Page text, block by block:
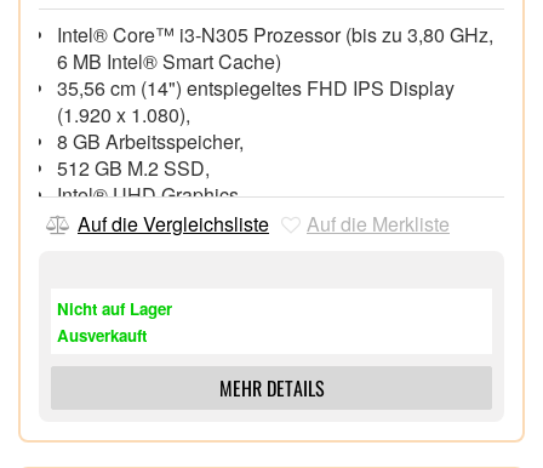
Intel® Core™ i3-N305 Prozessor (bis zu 3,80 GHz,
6 MB Intel® Smart Cache)
35,56 cm (14") entspiegeltes FHD IPS Display
(1.920 x 1.080),
8 GB Arbeitsspeicher,
512 GB M.2 SSD,
Intel® UHD Graphics,
FHD Webcam mit integriertem Mikrofon,
(DisplayPort™ 1.2), 2x USB 3.2 Gen 1,
Speicherkartenleser
Auf die Vergleichsliste Auf die Merkliste
Nicht auf Lager
Ausverkauft
MEHR DETAILS